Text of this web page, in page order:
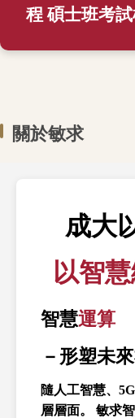
程 碩士班考
關於敏求
成大
以智
智慧運算
－形塑未
隨人工智慧、
層層面。 敏求